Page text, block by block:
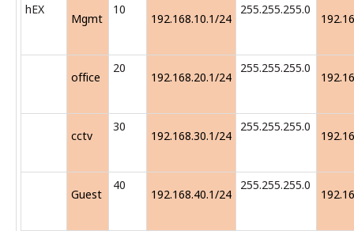
hEX
Mgmt
10
192.168.10.1/24
255.255.255.0
office
20
192.168.20.1/24
255.255.255.0
cctv
30
192.168.30.1/24
255.255.255.0
Guest
40
192.168.40.1/24
255.255.255.0